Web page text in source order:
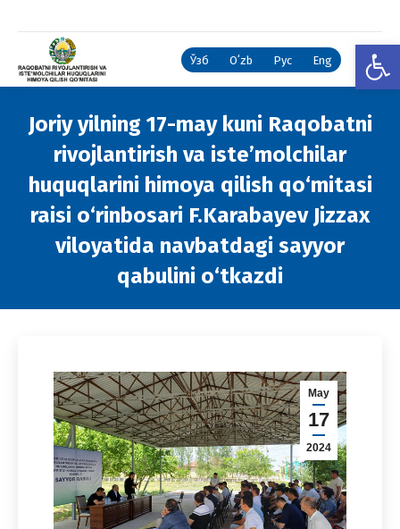
Ўзб Oʻzb Рус Eng
Joriy yilning 17-may kuni Raqobatni
rivojlantirish va iste’molchilar
huquqlarini himoya qilish qo‘mitasi
raisi o‘rinbosari F.Karabayev Jizzax
viloyatida navbatdagi sayyor
qabulini o‘tkazdi
May
17
2024